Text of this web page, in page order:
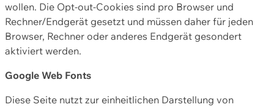
wollen. Die Opt-out-Cookies sind pro Browser und
Rechner/Endgerät gesetzt und müssen daher für jeden
Browser, Rechner oder anderes Endgerät gesondert
aktiviert werden.
Google Web Fonts
Diese Seite nutzt zur einheitlichen Darstellung von